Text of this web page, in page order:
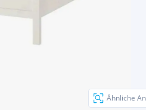
Ähnliche